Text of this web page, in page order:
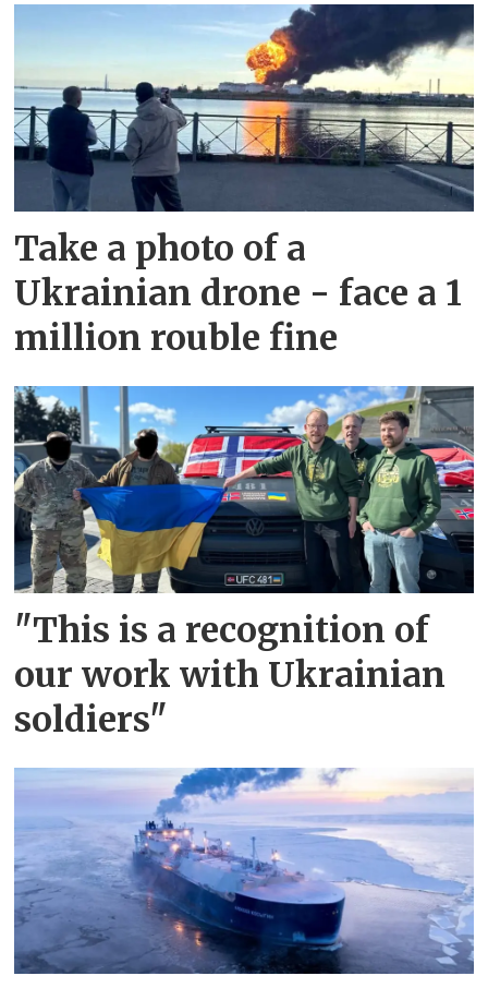
Take a photo of a
Ukrainian drone - face a 1
million rouble fine
"This is a recognition of
our work with Ukrainian
soldiers"